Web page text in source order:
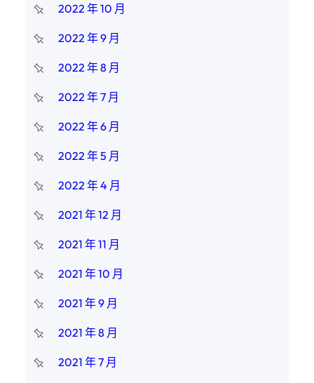
2022 年 10 月
2022 年 9 月
2022 年 8 月
2022 年 7 月
2022 年 6 月
2022 年 5 月
2022 年 4 月
2021 年 12 月
2021 年 11 月
2021 年 10 月
2021 年 9 月
2021 年 8 月
2021 年 7 月